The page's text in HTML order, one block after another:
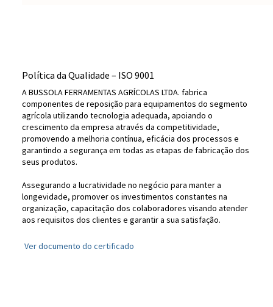
Bussola 60 anos - Thiago e Alex
Política da Qualidade – ISO 9001
A BUSSOLA FERRAMENTAS AGRÍCOLAS LTDA. fabrica
componentes de reposição para equipamentos do segmento
agrícola utilizando tecnologia adequada, apoiando o
crescimento da empresa através da competitividade,
promovendo a melhoria contínua, eficácia dos processos e
garantindo a segurança em todas as etapas de fabricação dos
seus produtos.
Assegurando a lucratividade no negócio para manter a
longevidade, promover os investimentos constantes na
organização, capacitação dos colaboradores visando atender
aos requisitos dos clientes e garantir a sua satisfação.
Ver documento do certificado